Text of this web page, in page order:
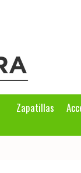
Zapatillas